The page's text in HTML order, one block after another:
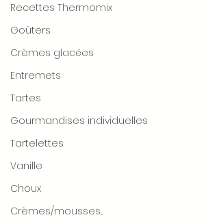
Recettes Thermomix
Goûters
Crèmes glacées
Entremets
Tartes
Gourmandises individuelles
Tartelettes
Vanille
Choux
Crèmes/mousses...